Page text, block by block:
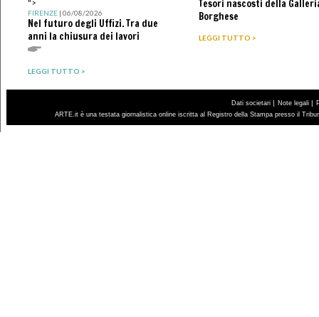
">
FIRENZE| 06/08/2026
Nel futuro degli Uffizi. Tra due
anni la chiusura dei lavori
LEGGI TUTTO >
Tesori nascosti della
Borghese
LEGGI TUTTO >
Dati societari | Note legali |
ARTE.it è una testata giornalistica online iscritta al Registro della Stampa presso il